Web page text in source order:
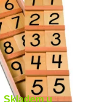
Skladem u